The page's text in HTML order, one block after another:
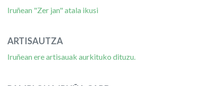
Iruñean "Zer jan" atala ikusi
ARTISAUTZA
Iruñean ere artisauak aurkituko dituzu.